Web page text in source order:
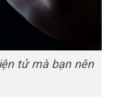
tử mà bạn nên